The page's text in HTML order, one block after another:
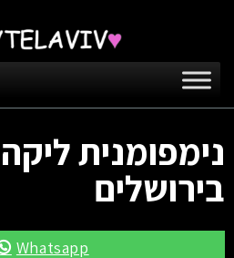
נימפומנית
בירושלים
Whatsapp